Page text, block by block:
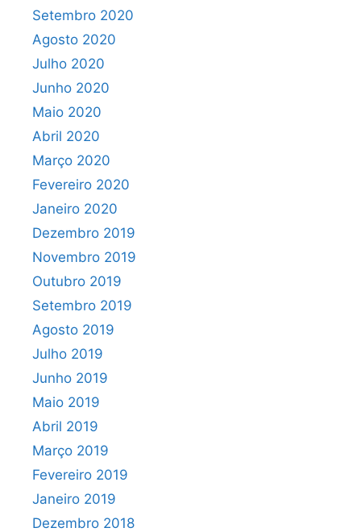
Setembro 2020
Agosto 2020
Julho 2020
Junho 2020
Maio 2020
Abril 2020
Março 2020
Fevereiro 2020
Janeiro 2020
Dezembro 2019
Novembro 2019
Outubro 2019
Setembro 2019
Agosto 2019
Julho 2019
Junho 2019
Maio 2019
Abril 2019
Março 2019
Fevereiro 2019
Janeiro 2019
Dezembro 2018